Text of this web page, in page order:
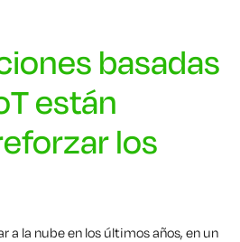
basadas
están
los
a la nube en los últimos años, en un